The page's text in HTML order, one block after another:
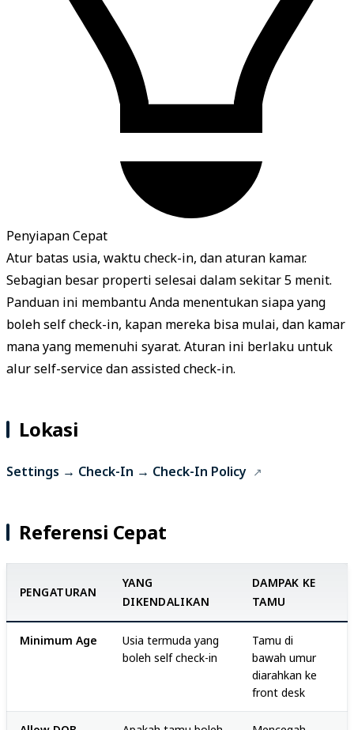
Penyiapan Cepat
Atur batas usia, waktu check-in, dan aturan kamar.
Sebagian besar properti selesai dalam sekitar 5 menit.
Panduan ini membantu Anda menentukan siapa yang
boleh self check-in, kapan mereka bisa mulai, dan kamar
mana yang memenuhi syarat. Aturan ini berlaku untuk
alur self-service dan assisted check-in.
Lokasi
Settings → Check-In → Check-In Policy
Referensi Cepat
PENGATURAN
YANG
DIKENDALIKAN
DAMPAK KE
TAMU
Minimum Age
Usia termuda yang
boleh self check-in
Tamu di
bawah umur
diarahkan ke
front desk